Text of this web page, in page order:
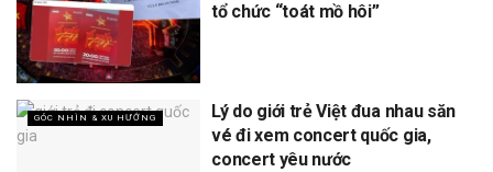
tổ chức “toát mồ hôi”
GÓC NHÌN & XU HƯỚNG
Lý do giới trẻ Việt đua nhau săn
vé đi xem concert quốc gia,
concert yêu nước